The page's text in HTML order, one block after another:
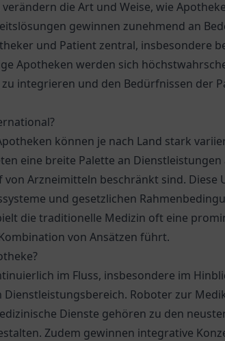
die Art und Weise, wie
gewinnen zunehmend an
und Patient zentral, insbesondere
Apotheken werden sich
integrieren und den Bedürfnissen der
können je nach Land stark
eine breite Palette an Dienstleistungen
Arzneimitteln beschränkt sind. Diese
und gesetzlichen
die traditionelle Medizin oft eine
von Ansätzen führt.
im Fluss, insbesondere im
Roboter zur
Dienste gehören zu den
Zudem gewinnen integrative